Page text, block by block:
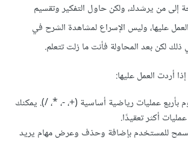
إلى من يرشدك، ولكن حاول التفكير وتقسيم
عليها، وليس الإسراع لمشاهدة الشرح في
ذلك لكن بعد المحاولة فأنت ما زلت تتعلم.
أردت العمل عليها:
بأربع عمليات رياضية أساسية (+، -، *، /). يمكنك
أكثر تعقيدًا.
للمستخدم بإضافة وحذف وعرض مهام يريد